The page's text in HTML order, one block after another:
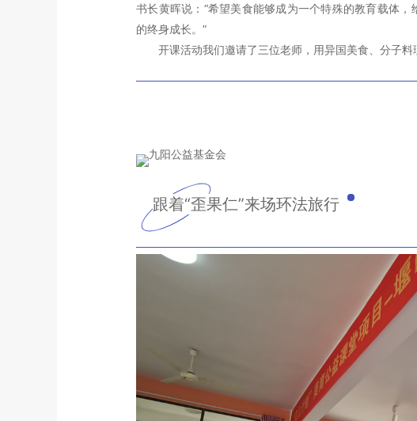
书长黄晖说：“希望美食能够成为一个特殊的教育载体
的终身成长。”
开课活动我们邀请了三位老师，用异国美食、分子料
跟着“歪果仁”来场环法旅行